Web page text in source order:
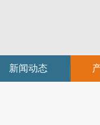
新闻动态